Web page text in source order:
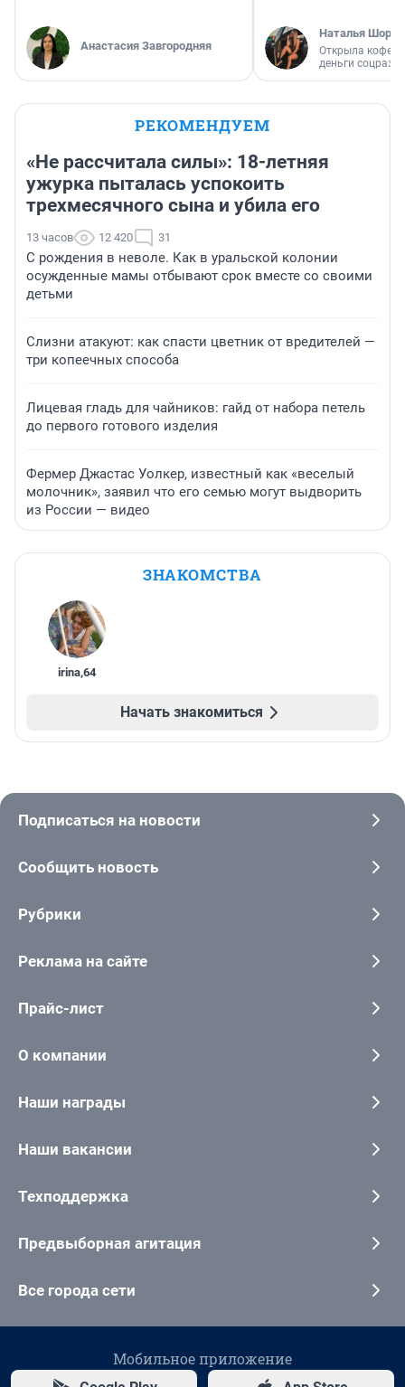
Анастасия Завгородняя
Наталья
Открыла
деньги
РЕКОМЕНДУЕМ
«Не рассчитала силы»: 18-летняя
ужурка пыталась успокоить
трехмесячного сына и убила его
13 часов 12 420 31
С рождения в неволе. Как в уральской колонии
осужденные мамы отбывают срок вместе со своими
детьми
Слизни атакуют: как спасти цветник от вредителей —
три копеечных способа
Лицевая гладь для чайников: гайд от набора петель
до первого готового изделия
Фермер Джастас Уолкер, известный как «веселый
молочник», заявил что его семью могут выдворить
из России — видео
ЗНАКОМСТВА
irina,64
Начать знакомиться
Подписаться на новости
Сообщить новость
Рубрики
Реклама на сайте
Прайс-лист
О компании
Наши награды
Наши вакансии
Техподдержка
Предвыборная агитация
Все города сети
Мобильное приложение